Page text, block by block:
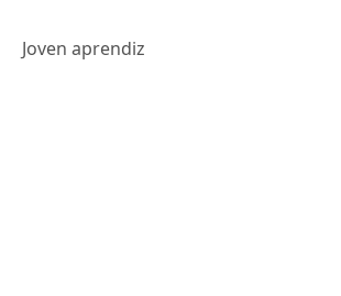
Joven aprendiz